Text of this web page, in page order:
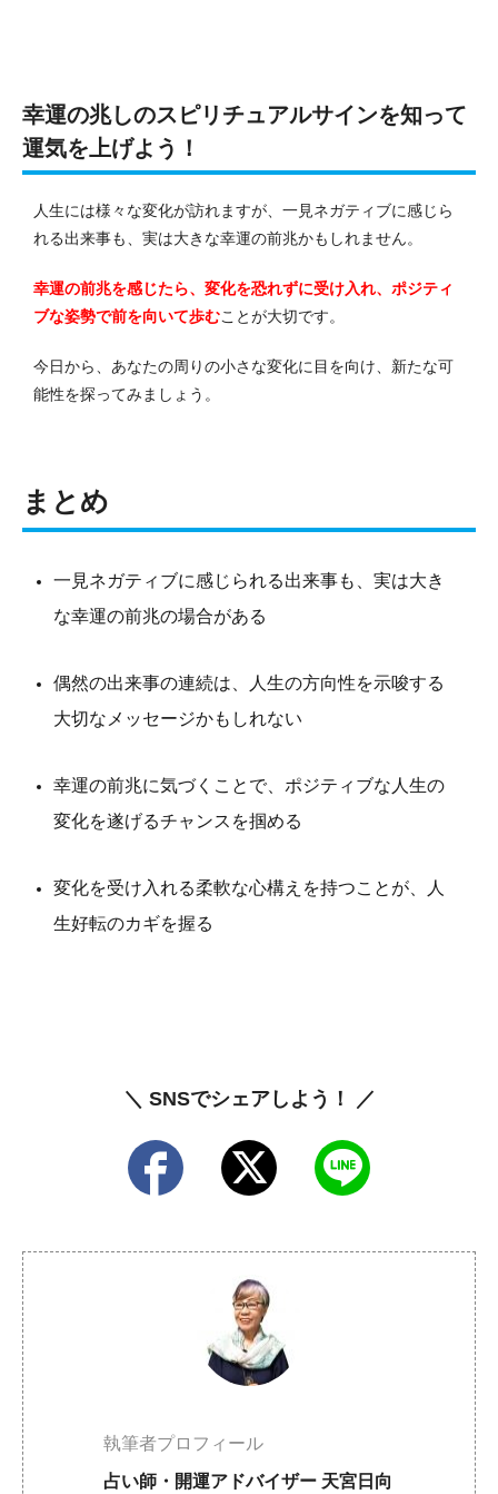
幸運の兆しのスピリチュアルサインを知って
運気を上げよう！
人生には様々な変化が訪れますが、一見ネガティブに感じら
れる出来事も、実は大きな幸運の前兆かもしれません。
幸運の前兆を感じたら、変化を恐れずに受け入れ、ポジティ
ブな姿勢で前を向いて歩むことが大切です。
今日から、あなたの周りの小さな変化に目を向け、新たな可
能性を探ってみましょう。
まとめ
一見ネガティブに感じられる出来事も、実は大き
な幸運の前兆の場合がある
偶然の出来事の連続は、人生の方向性を示唆する
大切なメッセージかもしれない
幸運の前兆に気づくことで、ポジティブな人生の
変化を遂げるチャンスを掴める
変化を受け入れる柔軟な心構えを持つことが、人
生好転のカギを握る
＼ SNSでシェアしよう！ ／
執筆者プロフィール
占い師・開運アドバイザー 天宮日向